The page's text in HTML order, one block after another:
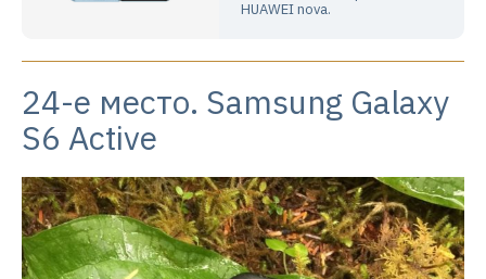
HUAWEI nova.
24-е место. Samsung Galaxy
S6 Active